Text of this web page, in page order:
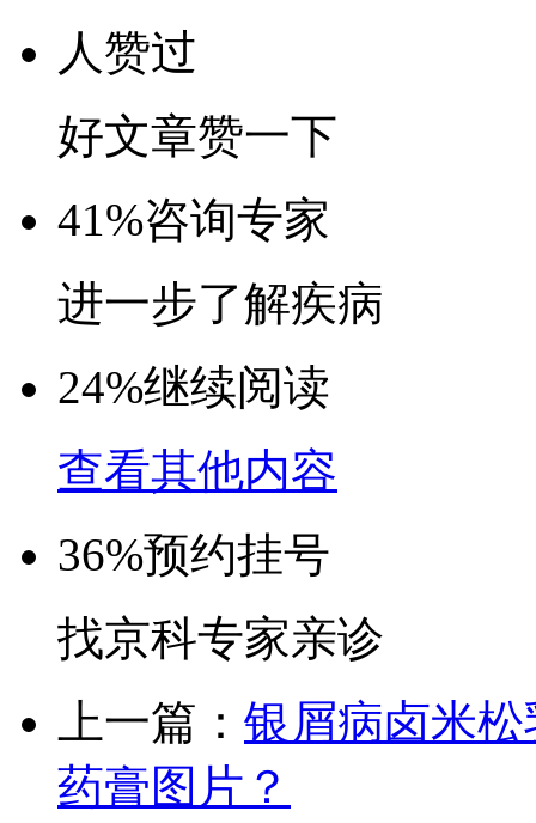
人赞过
好文章赞一下
41%咨询专家
进一步了解疾病
24%继续阅读
查看其他内容
36%预约挂号
找京科专家亲诊
上一篇： 银屑病卤米
药膏图片？